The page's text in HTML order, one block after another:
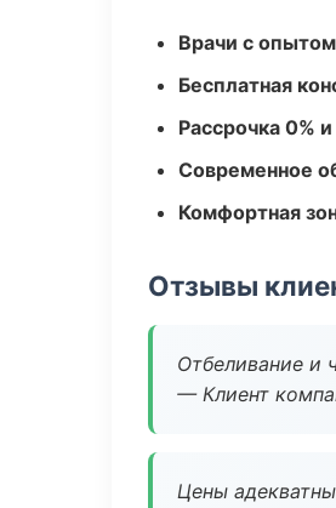
Врачи с
Бесплатная
Рассрочка 0%
Современное
Комфортная
Отзывы
Отбеливание и
— Клиент
Цены